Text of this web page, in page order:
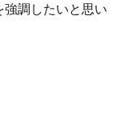
調したいと思い